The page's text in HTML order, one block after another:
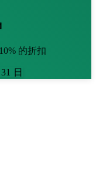
的折扣
日